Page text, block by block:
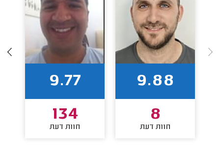
9.88
8
חוות דעת
9.77
134
חוות דעת